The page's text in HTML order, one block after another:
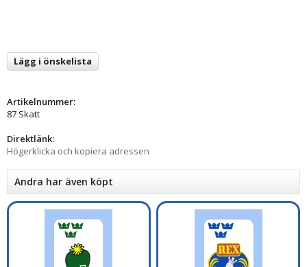
Lägg i önskelista
Artikelnummer:
87 Skatt
Direktlänk:
Högerklicka och kopiera adressen
Andra har även köpt